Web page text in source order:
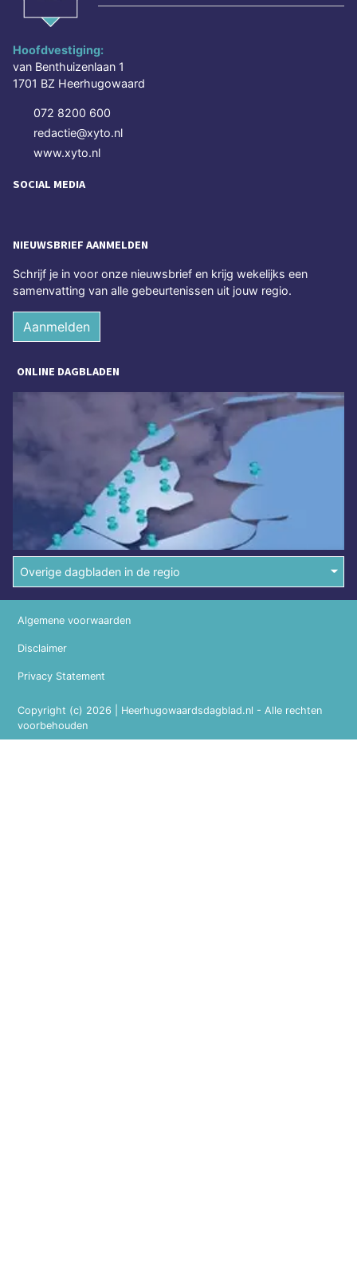
Hoofdvestiging:
van Benthuizenlaan 1
1701 BZ Heerhugowaard
072 8200 600
redactie@xyto.nl
www.xyto.nl
SOCIAL MEDIA
NIEUWSBRIEF AANMELDEN
Schrijf je in voor onze nieuwsbrief en krijg wekelijks een
samenvatting van alle gebeurtenissen uit jouw regio.
Aanmelden
ONLINE DAGBLADEN
Overige dagbladen in de regio
Copyright (c) 2026 | Heerhugowaardsdagblad.nl - Alle rechten
voorbehouden
Algemene voorwaarden
Disclaimer
Privacy Statement